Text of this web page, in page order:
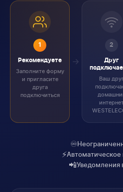
1
Рекомендуете
Заполните форму
и пригласите
друга
подключиться
2
Друг
Ваш
♾️
⚡Автоматическое
📲Уведомления